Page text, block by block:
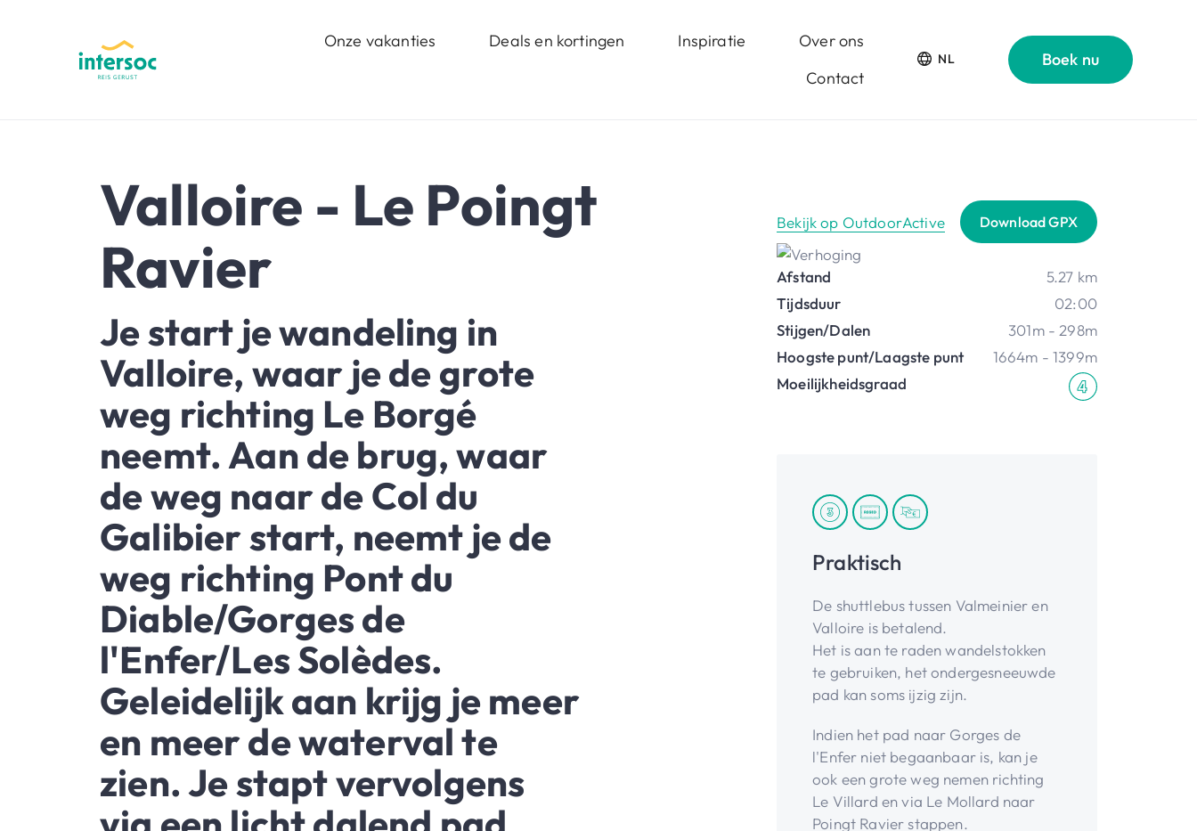
Onze vakanties Deals en kortingen Inspiratie
Over ons
Contact
NL Boek nu
Valloire - Le Poingt
Ravier
Je start je wandeling in
Valloire, waar je de grote
weg richting Le Borgé
neemt. Aan de brug, waar
de weg naar de Col du
Galibier start, neemt je de
weg richting Pont du
Diable/Gorges de
l'Enfer/Les Solèdes.
Geleidelijk aan krijg je meer
en meer de waterval te
zien. Je stapt vervolgens
Bekijk op OutdoorActive Download GPX
Afstand
5.27 km
Tijdsduur
02:00
Stijgen/Dalen
301m - 298m
Hoogste punt/Laagste punt
1664m - 1399m
Moeilijkheidsgraad
Praktisch
De shuttlebus tussen Valmeinier en
Valloire is betalend.
Het is aan te raden wandelstokken
te gebruiken, het ondergesneeuwde
pad kan soms ijzig zijn.
Indien het pad naar Gorges de
l'Enfer niet begaanbaar is, kan je
ook een grote weg nemen richting
Le Villard en via Le Mollard naar
Poingt Ravier stappen.